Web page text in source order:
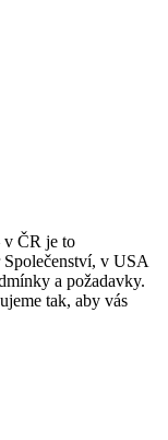
v ČR je to
v USA
a požadavky.
tak, aby vás